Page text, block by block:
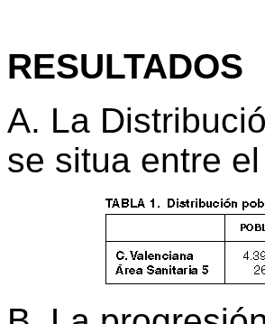
RESULTADOS
A. La
se situa entre